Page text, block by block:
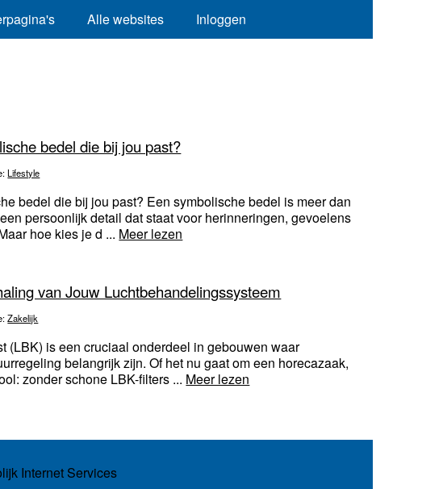
Alle websites Inloggen
bedel die bij jou past?
Lifestyle
bedel die bij jou past? Een symbolische bedel is meer dan
persoonlijk detail dat staat voor herinneringen, gevoelens
hoe kies je d ... Meer lezen
van Jouw Luchtbehandelingssysteem
Zakelijk
(LBK) is een cruciaal onderdeel in gebouwen waar
belangrijk zijn. Of het nu gaat om een horecazaak,
zonder schone LBK-filters ... Meer lezen
Internet Services